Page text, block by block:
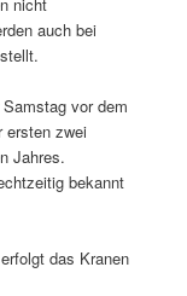
auch bei
vor dem
ersten zwei
Jahres.
bekannt
das Kranen